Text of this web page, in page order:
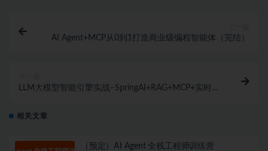
AI Agent+MCP从0到1打造商业级编程智能体（完结）
LLM大模型智能引擎实战–SpringAI+RAG+MCP+实时搜
相关文章
（预定）AI Agent 全栈工程师训练营